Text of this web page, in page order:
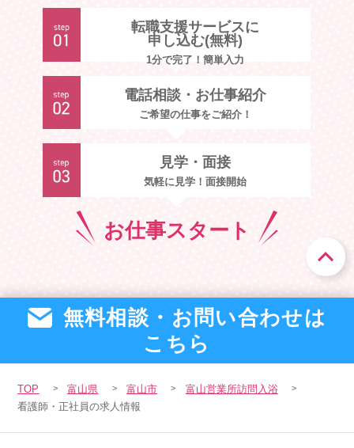
転職支援サービスに
申し込む(無料)
1分で完了！簡単入力
電話相談・お仕事紹介
ご希望の仕事をご紹介！
見学・面接
気軽に見学！面接開始
お仕事スタート
無料相談・お問い合わせは
こちら
TOP 富山県 富山市
富山営業所訪問入浴
看護師・正社員の求人情報